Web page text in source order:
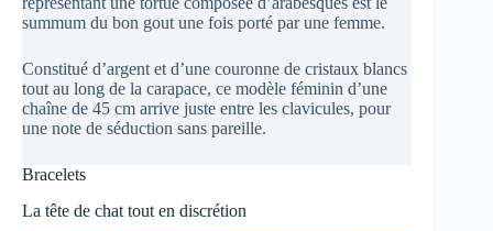
summum du bon gout une fois porté par une femme.
Constitué d’argent et d’une couronne de cristaux blancs
tout au long de la carapace, ce modèle féminin d’une
chaîne de 45 cm arrive juste entre les clavicules, pour
une note de séduction sans pareille.
Bracelets
La tête de chat tout en discrétion